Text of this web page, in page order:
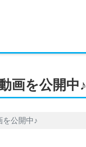
画を公開中♪
を公開中♪